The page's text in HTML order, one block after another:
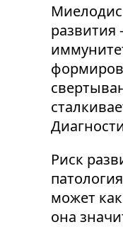
развития
Риск
может
она